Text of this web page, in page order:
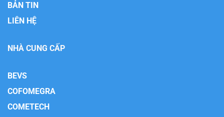
BẢN TIN
LIÊN HỆ
NHÀ CUNG CẤP
BEVS
COFOMEGRA
COMETECH